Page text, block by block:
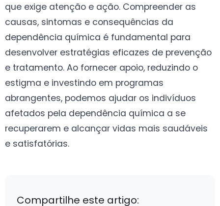
que exige atenção e ação. Compreender as
causas, sintomas e consequências da
dependência química é fundamental para
desenvolver estratégias eficazes de prevenção
e tratamento. Ao fornecer apoio, reduzindo o
estigma e investindo em programas
abrangentes, podemos ajudar os indivíduos
afetados pela dependência química a se
recuperarem e alcançar vidas mais saudáveis
e satisfatórias.
Compartilhe este artigo: